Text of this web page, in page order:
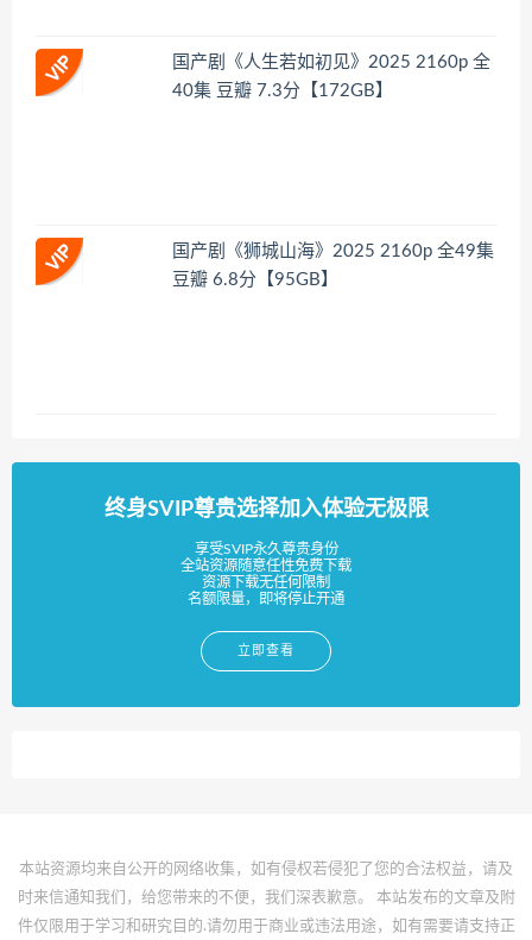
国产剧《人生若如初见》2025 2160p 全
40集 豆瓣 7.3分【172GB】
国产剧《狮城山海》2025 2160p 全49集
豆瓣 6.8分【95GB】
终身SVIP尊贵选择加入体验无极限
享受SVIP永久尊贵身份
全站资源随意任性免费下载
资源下载无任何限制
名额限量，即将停止开通
立即查看
本站资源均来自公开的网络收集，如有侵权若侵犯了您的合法权益，请及
时来信通知我们，给您带来的不便，我们深表歉意。 本站发布的文章及附
件仅限用于学习和研究目的.请勿用于商业或违法用途，如有需要请支持正